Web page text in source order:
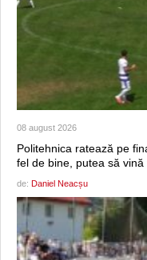
08 august 2026
Politehnica ratează pe
fel de bine, putea să
de: Daniel Neacșu